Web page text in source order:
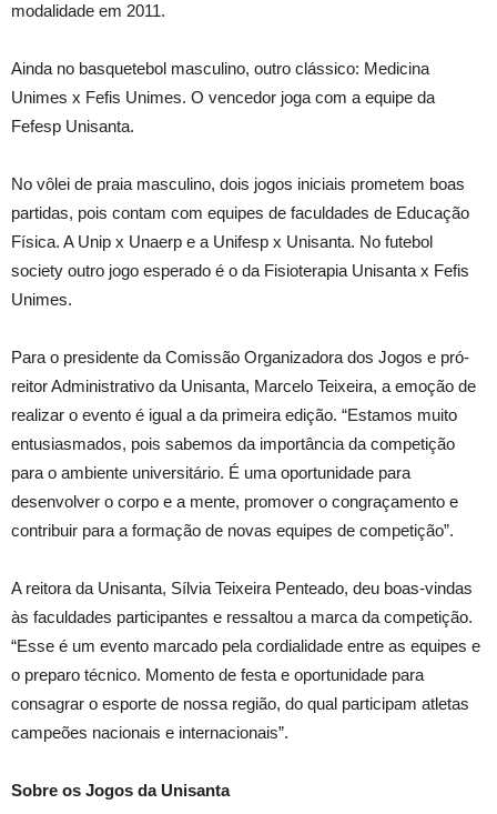
modalidade em 2011.
Ainda no basquetebol masculino, outro clássico: Medicina
Unimes x Fefis Unimes. O vencedor joga com a equipe da
Fefesp Unisanta.
No vôlei de praia masculino, dois jogos iniciais prometem boas
partidas, pois contam com equipes de faculdades de Educação
Física. A Unip x Unaerp e a Unifesp x Unisanta. No futebol
society outro jogo esperado é o da Fisioterapia Unisanta x Fefis
Unimes.
Para o presidente da Comissão Organizadora dos Jogos e pró-
reitor Administrativo da Unisanta, Marcelo Teixeira, a emoção de
realizar o evento é igual a da primeira edição. “Estamos muito
entusiasmados, pois sabemos da importância da competição
para o ambiente universitário. É uma oportunidade para
desenvolver o corpo e a mente, promover o congraçamento e
contribuir para a formação de novas equipes de competição”.
A reitora da Unisanta, Sílvia Teixeira Penteado, deu boas-vindas
às faculdades participantes e ressaltou a marca da competição.
“Esse é um evento marcado pela cordialidade entre as equipes e
o preparo técnico. Momento de festa e oportunidade para
consagrar o esporte de nossa região, do qual participam atletas
campeões nacionais e internacionais”.
Sobre os Jogos da Unisanta